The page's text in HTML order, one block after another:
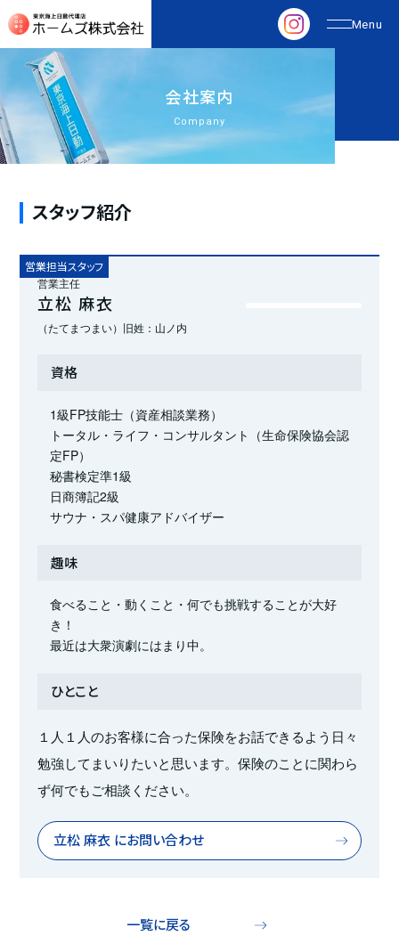
会社案内
Company
スタッフ紹介
営業担当スタッフ
営業主任
立松 麻衣
（たてまつまい）旧姓：山ノ内
資格
1級FP技能士（資産相談業務）
トータル・ライフ・コンサルタント（生命保険協会認
定FP）
秘書検定準1級
日商簿記2級
サウナ・スパ健康アドバイザー
趣味
食べること・動くこと・何でも挑戦することが大好
き！
最近は大衆演劇にはまり中。
ひとこと
１人１人のお客様に合った保険をお話できるよう日々
勉強してまいりたいと思います。保険のことに関わら
ず何でもご相談ください。
立松 麻衣 にお問い合わせ
一覧に戻る